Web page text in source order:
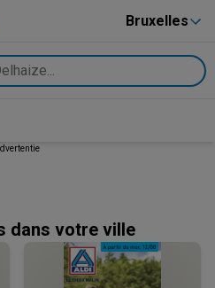
Bruxelles
dans votre ville